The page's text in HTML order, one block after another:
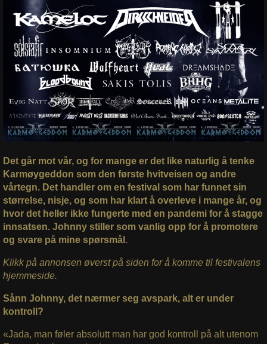
Det går mot vår, og for mange er det like naturlig å tenke
Karmøygeddon som den første hvitveisen og andre
vårtegn. Det handler om en festival som har funnet sin
størrelse, nisje, og som har klart å overleve i mange år, og
hvor det heller ikke fungerte med en pandemi for å stagge
innsatsen. Johnny stiller som vanlig opp for å promotere
og svare på mine spørsmål.
Klikk på annonsen øverst på siden for å komme til festivalens
hjemmeside.
Sånn Johnny, det nærmer seg avspark, alt er under
kontroll?
«Jada, man føler absolutt man har god kontroll på alt utenom